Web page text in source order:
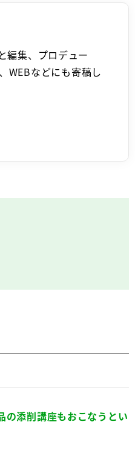
編集、プロデュー
WEBなどにも寄稿し
の添削講座もおこなうとい